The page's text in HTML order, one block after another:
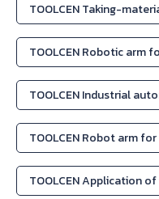
TOOLCEN Taking-
TOOLCEN Robotic arm
TOOLCEN Industrial
TOOLCEN Robot arm for
TOOLCEN Application